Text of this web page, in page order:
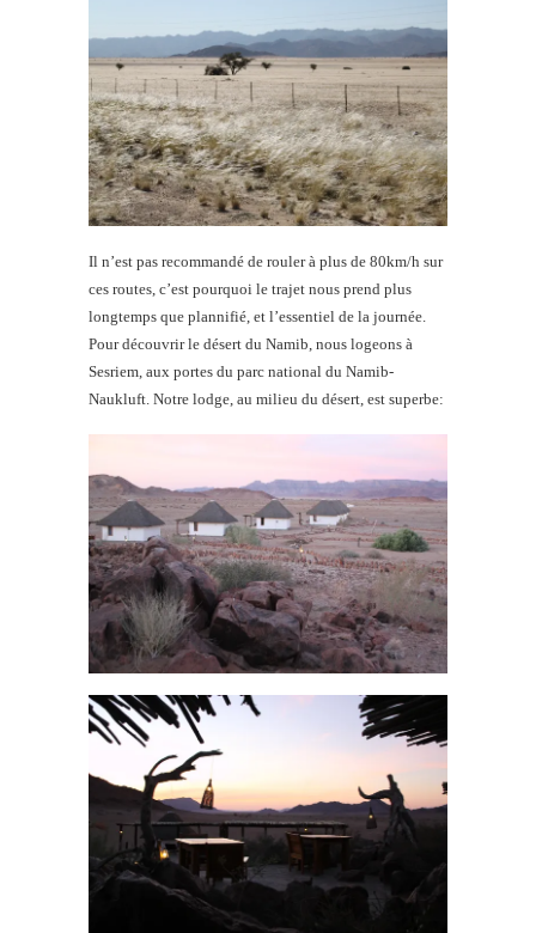
Il n’est pas recommandé de rouler à plus de 80km/h sur
ces routes, c’est pourquoi le trajet nous prend plus
longtemps que plannifié, et l’essentiel de la journée.
Pour découvrir le désert du Namib, nous logeons à
Sesriem, aux portes du parc national du Namib-
Naukluft. Notre lodge, au milieu du désert, est superbe: